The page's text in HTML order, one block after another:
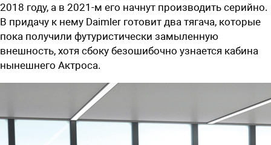
2018 году, а в 2021-м его начнут производить серийно.
В придачу к нему Daimler готовит два тягача, которые
пока получили футуристически замыленную
внешность, хотя сбоку безошибочно узнается кабина
нынешнего Актроса.